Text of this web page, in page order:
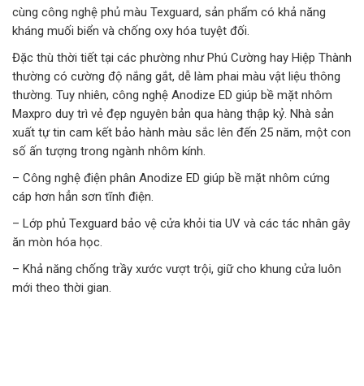
cùng công nghệ phủ màu Texguard, sản phẩm có khả năng
kháng muối biển và chống oxy hóa tuyệt đối.
Đặc thù thời tiết tại các phường như Phú Cường hay Hiệp Thành
thường có cường độ nắng gắt, dễ làm phai màu vật liệu thông
thường. Tuy nhiên, công nghệ Anodize ED giúp bề mặt nhôm
Maxpro duy trì vẻ đẹp nguyên bản qua hàng thập kỷ. Nhà sản
xuất tự tin cam kết bảo hành màu sắc lên đến 25 năm, một con
số ấn tượng trong ngành nhôm kính.
– Công nghệ điện phân Anodize ED giúp bề mặt nhôm cứng
cáp hơn hẳn sơn tĩnh điện.
– Lớp phủ Texguard bảo vệ cửa khỏi tia UV và các tác nhân gây
ăn mòn hóa học.
– Khả năng chống trầy xước vượt trội, giữ cho khung cửa luôn
mới theo thời gian.